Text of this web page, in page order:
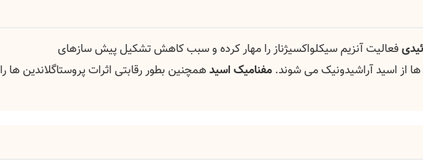
فعالیت آنزیم سیکلواکسیژناز را مهار کرده و سبب کاهش تشکیل پیش سازهای
ها از اسید آراشیدونیک می شوند. مفنامیک اسید همچنین بطور رقابتی اثرات پروستاگلاندین ها را